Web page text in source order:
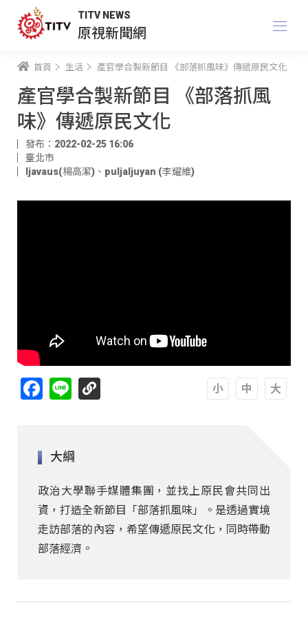
TITV NEWS
原視新聞網
首頁 生活 產官學合製新節目 《部落抓風味》傳遞原民文化
產官學合製新節目 《部落抓風
味》傳遞原民文化
發布：2022-02-25 16:06
臺北市
ljavaus(楊高潔) 、 puljaljuyan (李耀維)
Facebook
Line
大綱
政治大學聯手媒體集團，並找上原民會共同出
資，打造全新節目「部落抓風味」。是透過實境
走訪部落的內容，希望傳遞原民文化，同時帶動
部落經濟。